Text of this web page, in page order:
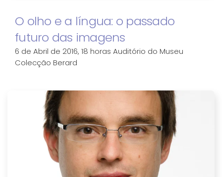
O olho e a língua: o passado
futuro das imagens
6 de Abril de 2016, 18 horas Auditório do Museu
Colecção Berard